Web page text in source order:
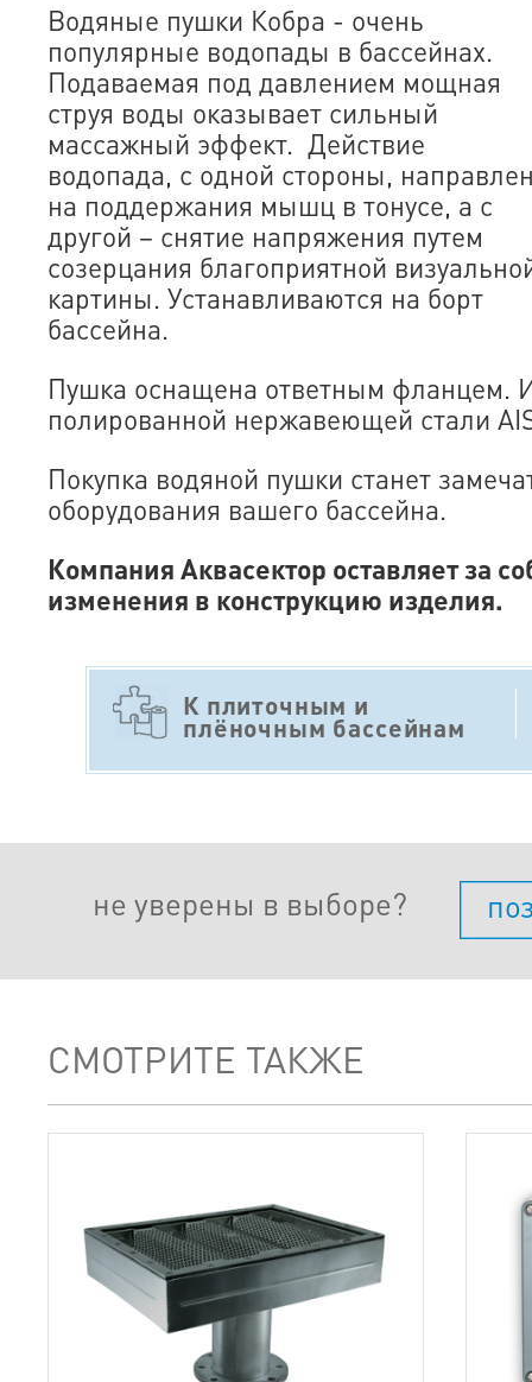
Водяные пушки Кобра - очень
популярные водопады в бассейнах.
Подаваемая под давлением мощная
струя воды оказывает сильный
массажный эффект. Действие
водопада, с одной стороны,
на поддержания мышц в тонусе, а с
другой – снятие напряжения путем
созерцания благоприятной
картины. Устанавливаются на борт
бассейна.
Пушка оснащена ответным фланцем.
полированной нержавеющей стали
Покупка водяной пушки станет
оборудования вашего бассейна.
Компания Аквасектор оставляет за
изменения в конструкцию изделия.
К плиточным и
плёночным бассейнам
не уверены в выборе?
СМОТРИТЕ ТАКЖЕ